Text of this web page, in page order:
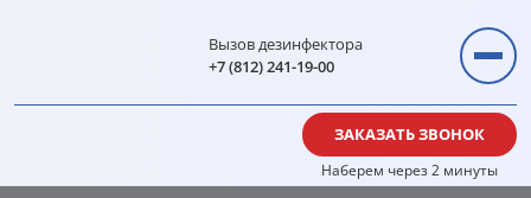
Вызов дезинфектора
+7 (812) 241-19-00
ЗАКАЗАТЬ ЗВОНОК
Наберем через 2 минуты